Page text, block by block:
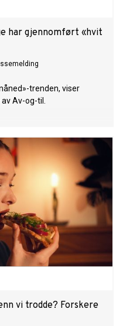
har gjennomført «hvit
trenden, viser
Av-og-til.
vi trodde? Forskere